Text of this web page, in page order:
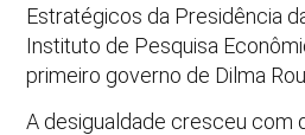
Estratégicos da Presidência
Instituto de Pesquisa
primeiro governo de Dilma
A desigualdade cresceu com